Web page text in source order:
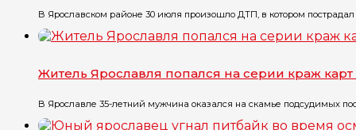
В Ярославском районе 30 июля произошло ДТП, в котором
Житель Ярославля попался на серии краж карт
В Ярославле 35-летний мужчина оказался на скамье подсудимых